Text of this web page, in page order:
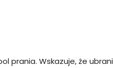
prania. Wskazuje, że